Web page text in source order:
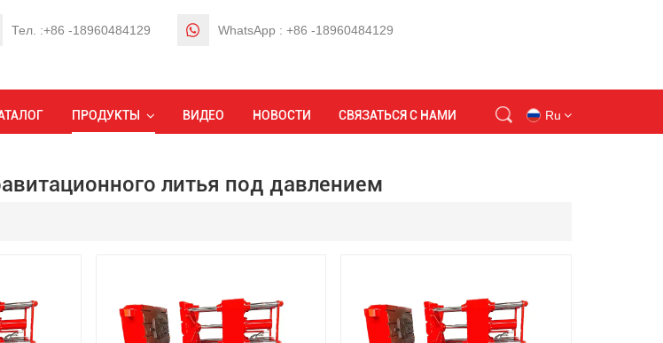
Тел. :+86 -18960484129 WhatsApp : +86 -18960484129
ПРОДУКТЫ ВИДЕО НОВОСТИ СВЯЗАТЬСЯ С НАМИ Ru
tr
применение гравитационного литья под давлением
литья под давлением